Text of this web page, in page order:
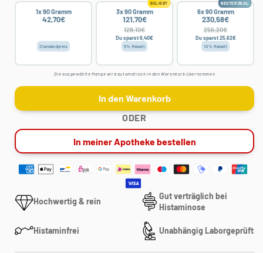
1x 90 Gramm
42,70€
Standardpreis
BELIEBT
3x 90 Gramm
121,70€
128,10€
Du sparst 6,40€
5% Rabatt
BESTER DEAL
6x 90 Gramm
230,58€
256,20€
Du sparst 25,62€
10% Rabatt
Die ausgewählte Menge wird automatisch in den Warenkorb übernommen
In den Warenkorb
ODER
In meiner Apotheke bestellen
Hochwertig & rein
Gut verträglich bei
Histaminose
Histaminfrei Unabhängig Laborgeprüft